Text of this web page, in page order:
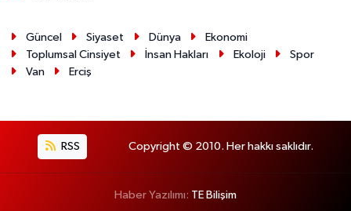
Güncel Siyaset Dünya
Ekonomi
Toplumsal Cinsiyet
İnsan Hakları Ekoloji
Spor
Van
Erciş
RSS Copyright © 2010. Her hakkı saklıdır.
Haber Yazılımı: TE Bilişim